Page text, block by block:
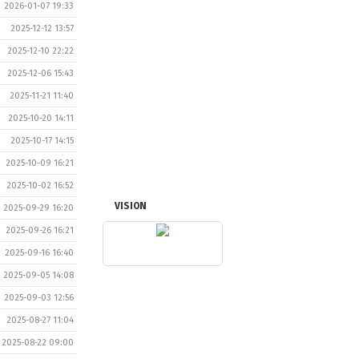
2026-01-07 19:33
2025-12-12 13:57
2025-12-10 22:22
2025-12-06 15:43
2025-11-21 11:40
2025-10-20 14:11
2025-10-17 14:15
2025-10-09 16:21
2025-10-02 16:52
2025-09-29 16:20
2025-09-26 16:21
2025-09-16 16:40
2025-09-05 14:08
2025-09-03 12:56
2025-08-27 11:04
2025-08-22 09:00
VISION